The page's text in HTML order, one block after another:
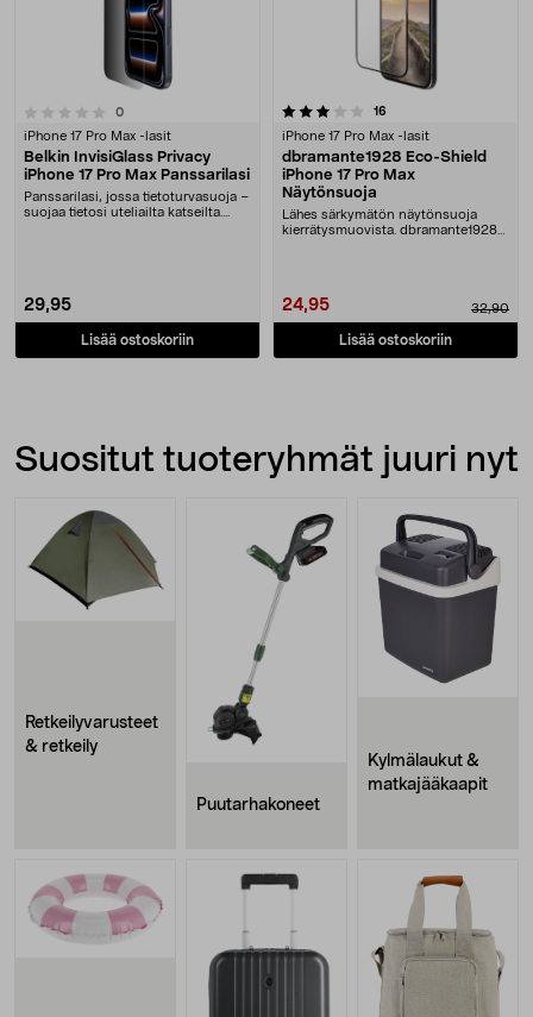
0arvostelut
iPhone 17 Pro Max -lasit
Belkin InvisiGlass Privacy
iPhone 17 Pro Max Panssarilasi
Panssarilasi, jossa tietoturvasuoja –
suojaa tietosi uteliailta katseilta.
29,95
Lisää ostoskoriin
3.0 viidestä tähdestä 16
iPhone 17 Pro Max -lasit
dbramante1928 Eco-Shield
iPhone 17 Pro Max
Näytönsuoja
Lähes särkymätön näytönsuoja
kierrätysmuovista. dbramante1928
24,95 32,90
Lisää ostoskoriin
Suositut tuoteryhmät juuri nyt
Retkeilyvarusteet
& retkeily
Puutarhakoneet
Kylmälaukut &
matkajääkaapit